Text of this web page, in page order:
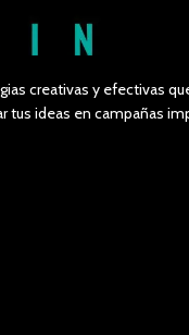
creativas y efectivas
ideas en campañas